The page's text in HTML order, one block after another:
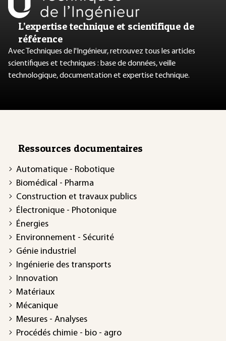
L’expertise technique et scientifique de
référence
Avec Techniques de l'Ingénieur, retrouvez tous les articles
scientifiques et techniques : base de données, veille
technologique, documentation et expertise technique.
Ressources documentaires
Automatique - Robotique
Biomédical - Pharma
Construction et travaux publics
Électronique - Photonique
Énergies
Environnement - Sécurité
Génie industriel
Ingénierie des transports
Innovation
Matériaux
Mécanique
Mesures - Analyses
Procédés chimie - bio - agro